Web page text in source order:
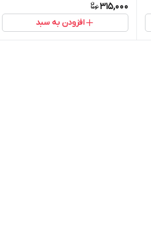
315,000
افزودن به سبد